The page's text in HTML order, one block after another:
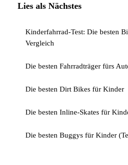
Lies als Nächstes
Kinderfahrrad-Test: Die besten
Vergleich
Die besten Fahrradträger fürs
Die besten Dirt Bikes für Kinder
Die besten Inline-Skates für
Die besten Buggys für Kinder